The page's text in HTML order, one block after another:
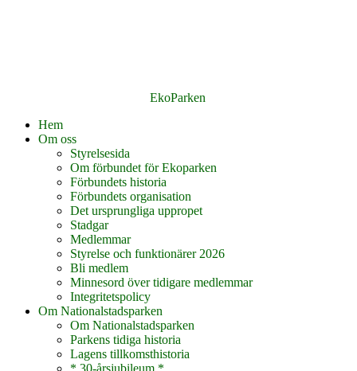
EkoParken
Hem
Om oss
Styrelsesida
Om förbundet för Ekoparken
Förbundets historia
Förbundets organisation
Det ursprungliga uppropet
Stadgar
Medlemmar
Styrelse och funktionärer 2026
Bli medlem
Minnesord över tidigare medlemmar
Integritetspolicy
Om Nationalstadsparken
Om Nationalstadsparken
Parkens tidiga historia
Lagens tillkomsthistoria
* 30-årsjubileum *